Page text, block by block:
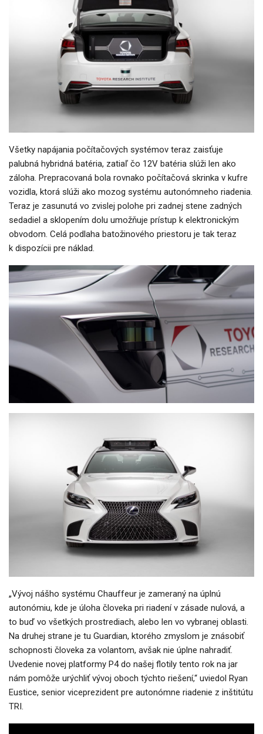
Všetky napájania počítačových systémov teraz zaisťuje
palubná hybridná batéria, zatiaľ čo 12V batéria slúži len ako
záloha. Prepracovaná bola rovnako počítačová skrinka v kufre
vozidla, ktorá slúži ako mozog systému autonómneho riadenia.
Teraz je zasunutá vo zvislej polohe pri zadnej stene zadných
sedadiel a sklopením dolu umožňuje prístup k elektronickým
obvodom. Celá podlaha batožinového priestoru je tak teraz
k dispozícii pre náklad.
„Vývoj nášho systému Chauffeur je zameraný na úplnú
autonómiu, kde je úloha človeka pri riadení v zásade nulová, a
to buď vo všetkých prostrediach, alebo len vo vybranej oblasti.
Na druhej strane je tu Guardian, ktorého zmyslom je znásobiť
schopnosti človeka za volantom, avšak nie úplne nahradiť.
Uvedenie novej platformy P4 do našej flotily tento rok na jar
nám pomôže urýchliť vývoj oboch týchto riešení,“ uviedol Ryan
Eustice, senior viceprezident pre autonómne riadenie z inštitútu
TRI.